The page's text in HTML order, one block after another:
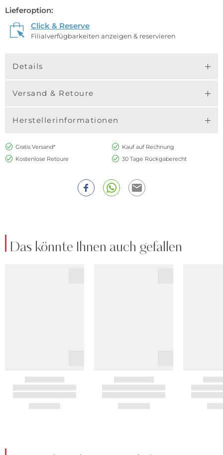
Lieferoption:
Click & Reserve
Filialverfügbarkeiten anzeigen & reservieren
Details
Versand & Retoure
Herstellerinformationen
Gratis Versand*
Kauf auf Rechnung
Kostenlose Retoure
30 Tage Rückgaberecht
Das könnte Ihnen auch gefallen